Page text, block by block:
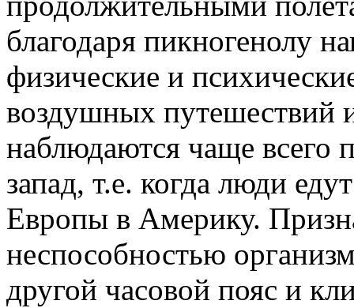
благодаря пикногенолу
физические и
воздушных путешествий
наблюдаются чаще всего
запад, т.е. когда люди
Европы в Америку.
неспособностью
другой часовой пояс и